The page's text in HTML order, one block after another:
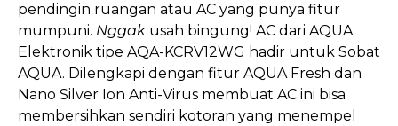
pendingin ruangan atau AC yang punya fitur
mumpuni. Nggak usah bingung! AC dari AQUA
Elektronik tipe AQA-KCRV12WG hadir untuk Sobat
AQUA. Dilengkapi dengan fitur AQUA Fresh dan
Nano Silver Ion Anti-Virus membuat AC ini bisa
membersihkan sendiri kotoran yang menempel